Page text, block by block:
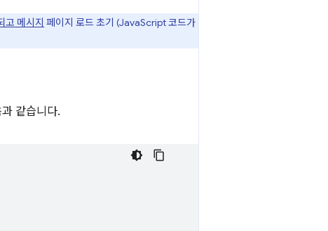
고 메시지 페이지 로드 초기 (JavaScript 코드가
같습니다.